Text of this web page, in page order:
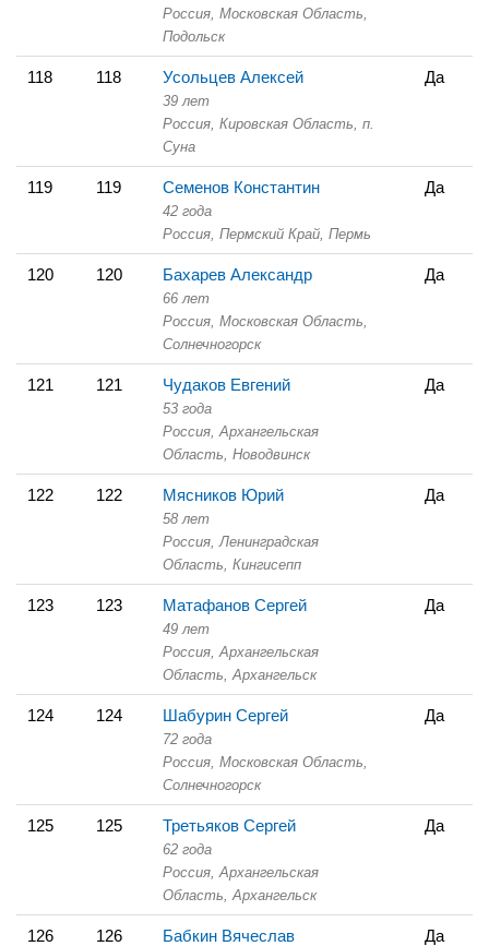
Россия, Московская Область,
Подольск
118 118 Усольцев Алексей
39 лет
Россия, Кировская Область, п.
Суна
Да
119 119 Семенов Константин
42 года
Россия, Пермский Край, Пермь
Да
120 120 Бахарев Александр
66 лет
Россия, Московская Область,
Солнечногорск
Да
121 121 Чудаков Евгений
53 года
Россия, Архангельская
Область, Новодвинск
Да
122 122 Мясников Юрий
58 лет
Россия, Ленинградская
Область, Кингисепп
Да
123 123 Матафанов Сергей
49 лет
Россия, Архангельская
Область, Архангельск
Да
124 124 Шабурин Сергей
72 года
Россия, Московская Область,
Солнечногорск
Да
125 125 Третьяков Сергей
62 года
Россия, Архангельская
Область, Архангельск
Да
126 126 Бабкин Вячеслав Да